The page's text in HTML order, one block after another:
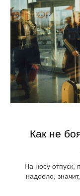
Как не
На носу отпуск,
надоело,